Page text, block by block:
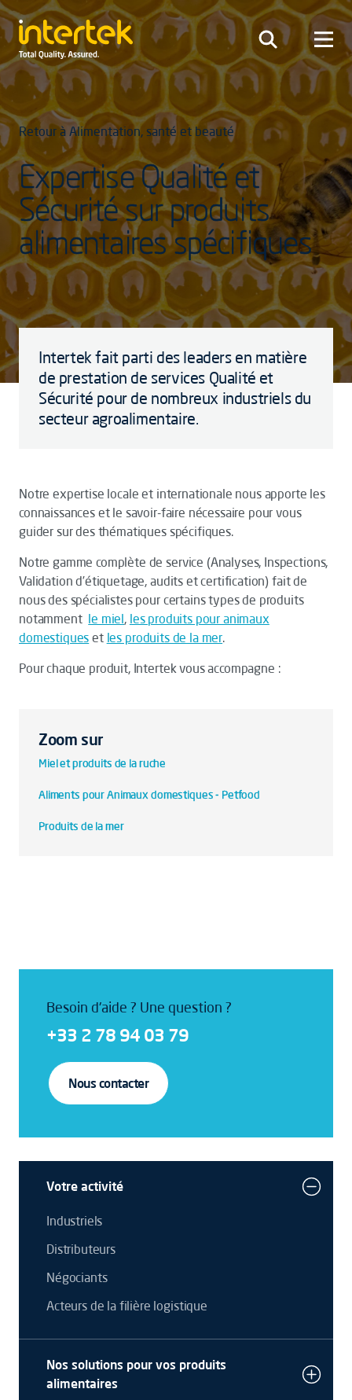
Retour à Alimentation, santé et beauté
Expertise Qualité et
Sécurité sur produits
alimentaires spécifiques
Intertek fait parti des leaders en matière
de prestation de services Qualité et
Sécurité pour de nombreux industriels du
secteur agroalimentaire.
Notre expertise locale et internationale nous apporte les
connaissances et le savoir-faire nécessaire pour vous
guider sur des thématiques spécifiques.
Notre gamme complète de service (Analyses, Inspections,
Validation d’étiquetage, audits et certification) fait de
nous des spécialistes pour certains types de produits
notamment le miel, les produits pour animaux
domestiques et les produits de la mer.
Pour chaque produit, Intertek vous accompagne :
Zoom sur
Miel et produits de la ruche
Aliments pour Animaux domestiques - Petfood
Produits de la mer
Besoin d'aide ? Une question ?
+33 2 78 94 03 79
Nous contacter
Votre activité
Industriels
Distributeurs
Négociants
Acteurs de la filière logistique
Nos solutions pour vos produits
alimentaires